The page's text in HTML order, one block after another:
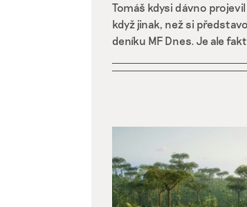
Tomáš kdysi dávno
když jinak, než si
deníku MF Dnes. Je ale